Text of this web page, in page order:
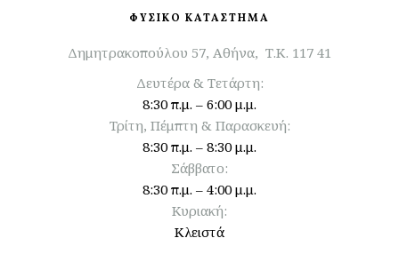
ΦΥΣΙΚΟ ΚΑΤΑΣΤΗΜΑ
Δημητρακοπούλου 57, Αθήνα, Τ.Κ. 117 41
Δευτέρα & Τετάρτη:
8:30 π.μ. – 6:00 μ.μ.
Τρίτη, Πέμπτη & Παρασκευή:
8:30 π.μ. – 8:30 μ.μ.
Σάββατο:
8:30 π.μ. – 4:00 μ.μ.
Κυριακή:
Κλειστά